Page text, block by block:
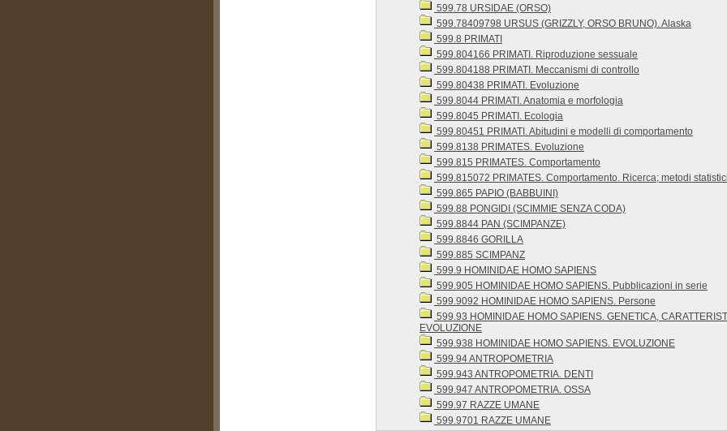
599.78 URSIDAE (ORSO)
599.78409798 URSUS (GRIZZLY, ORSO BRUNO). Alaska
599.8 PRIMATI
599.804166 PRIMATI. Riproduzione sessuale
599.804188 PRIMATI. Meccanismi di controllo
599.80438 PRIMATI. Evoluzione
599.8044 PRIMATI. Anatomia e morfologia
599.8045 PRIMATI. Ecologia
599.80451 PRIMATI. Abitudini e modelli di comportamento
599.8138 PRIMATES. Evoluzione
599.815 PRIMATES. Comportamento
599.815072 PRIMATES. Comportamento. Ricerca; metodi statistici
599.865 PAPIO (BABBUINI)
599.88 PONGIDI (SCIMMIE SENZA CODA)
599.8844 PAN (SCIMPANZE)
599.8846 GORILLA
599.885 SCIMPANZ
599.9 HOMINIDAE HOMO SAPIENS
599.905 HOMINIDAE HOMO SAPIENS. Pubblicazioni in serie
599.9092 HOMINIDAE HOMO SAPIENS. Persone
599.93 HOMINIDAE HOMO SAPIENS. GENETICA,
EVOLUZIONE
599.938 HOMINIDAE HOMO SAPIENS. EVOLUZIONE
599.94 ANTROPOMETRIA
599.943 ANTROPOMETRIA. DENTI
599.947 ANTROPOMETRIA. OSSA
599.97 RAZZE UMANE
599.9701 RAZZE UMANE